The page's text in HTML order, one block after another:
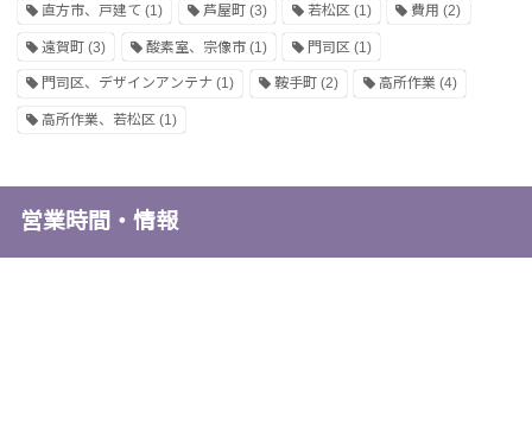
直方市、戸建て (1) 芦屋町(3) 若松区 (1) 費用 (2)
遠賀町 (3) 酸素室、宗像市(1) 門司区 (1)
門司区、デザインアンテナ (1) 鞍手町(2) 高所作業(4)
高所作業、若松区 (1)
営業時間・情報